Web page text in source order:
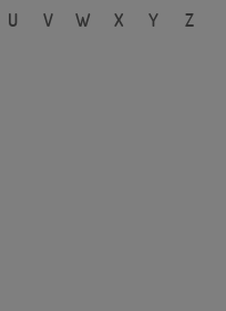
U V W X Y
Z